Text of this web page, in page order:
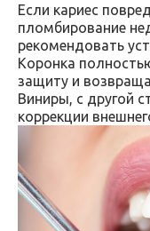
Если кариес
пломбирование
рекомендовать
Коронка
защиту и
Виниры, с другой
коррекции